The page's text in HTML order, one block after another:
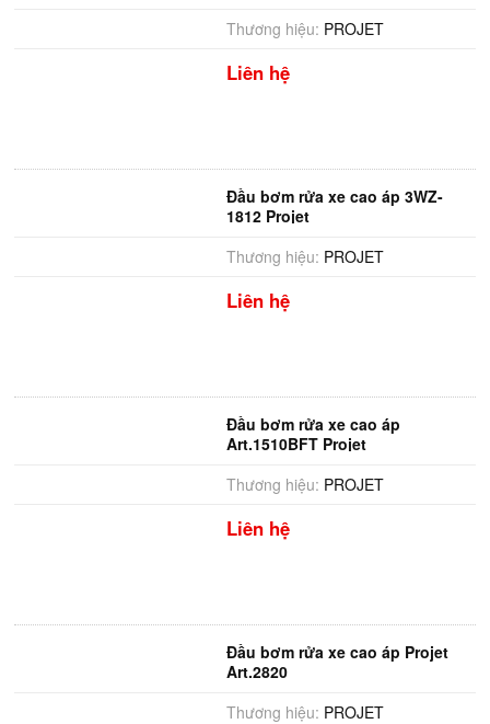
Thương hiệu: PROJET
Liên hệ
Đầu bơm rửa xe cao áp 3WZ-
1812 Projet
Thương hiệu: PROJET
Liên hệ
Đầu bơm rửa xe cao áp
Art.1510BFT Projet
Thương hiệu: PROJET
Liên hệ
Đầu bơm rửa xe cao áp Projet
Art.2820
Thương hiệu: PROJET